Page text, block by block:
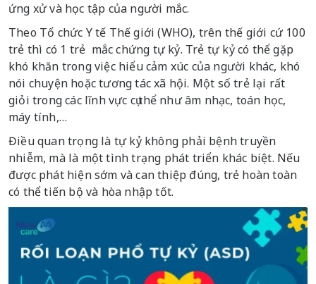
ứng xử và học tập của người mắc.
Theo Tổ chức Y tế Thế giới (WHO), trên thế giới cứ 100
trẻ thì có 1 trẻ mắc chứng tự kỷ. Trẻ tự kỷ có thể gặp
khó khăn trong việc hiểu cảm xúc của người khác, khó
nói chuyện hoặc tương tác xã hội. Một số trẻ lại rất
giỏi trong các lĩnh vực cụ thể như âm nhạc, toán học,
máy tính,…
Điều quan trọng là tự kỷ không phải bệnh truyền
nhiễm, mà là một tình trạng phát triển khác biệt. Nếu
được phát hiện sớm và can thiệp đúng, trẻ hoàn toàn
có thể tiến bộ và hòa nhập tốt.